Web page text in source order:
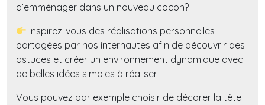
d’emménager dans un nouveau cocon?
Inspirez-vous des réalisations personnelles
partagées par nos internautes afin de découvrir des
astuces et créer un environnement dynamique avec
de belles idées simples à réaliser.
Vous pouvez par exemple choisir de décorer la tête